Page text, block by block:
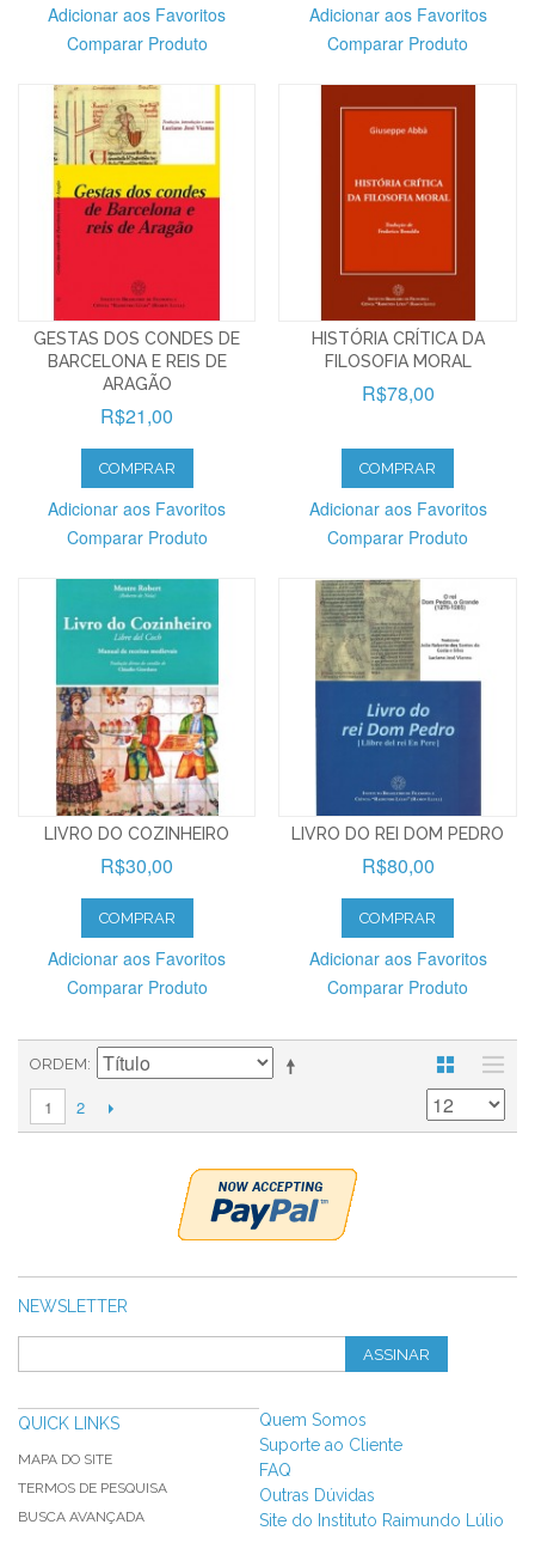
Adicionar aos Favoritos
Comparar Produto
Adicionar aos Favoritos
Comparar Produto
GESTAS DOS CONDES DE
BARCELONA E REIS DE
ARAGÃO
R$21,00
COMPRAR
Adicionar aos Favoritos
Comparar Produto
HISTÓRIA CRÍTICA DA
FILOSOFIA MORAL
R$78,00
COMPRAR
Adicionar aos Favoritos
Comparar Produto
LIVRO DO COZINHEIRO
R$30,00
COMPRAR
Adicionar aos Favoritos
Comparar Produto
LIVRO DO REI DOM PEDRO
R$80,00
COMPRAR
Adicionar aos Favoritos
Comparar Produto
ORDEM
1 2
NEWSLETTER
ASSINAR
QUICK LINKS
MAPA DO SITE
TERMOS DE PESQUISA
BUSCA AVANÇADA
Quem Somos
Suporte ao Cliente
FAQ
Outras Dúvidas
Site do Instituto Raimundo Lúlio